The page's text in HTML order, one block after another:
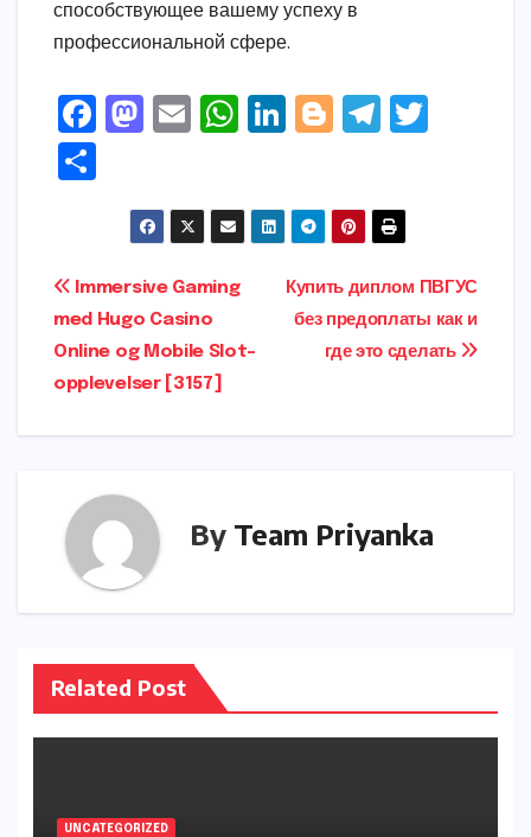
способствующее вашему успеху в
профессиональной сфере.
F
o
o
k
M
t
d
o
n
E
l
W
ts
p
p
Li
e
n
Bl
g
r
T
gr
m r
ar
e
Post
navigation
Купить диплом ПВГУС
без предоплаты как и
где это сделать
Immersive Gaming
med Hugo Casino
Online og Mobile Slot-
opplevelser [3157]
By Team Priyanka
Related Post
UNCATEGORIZED